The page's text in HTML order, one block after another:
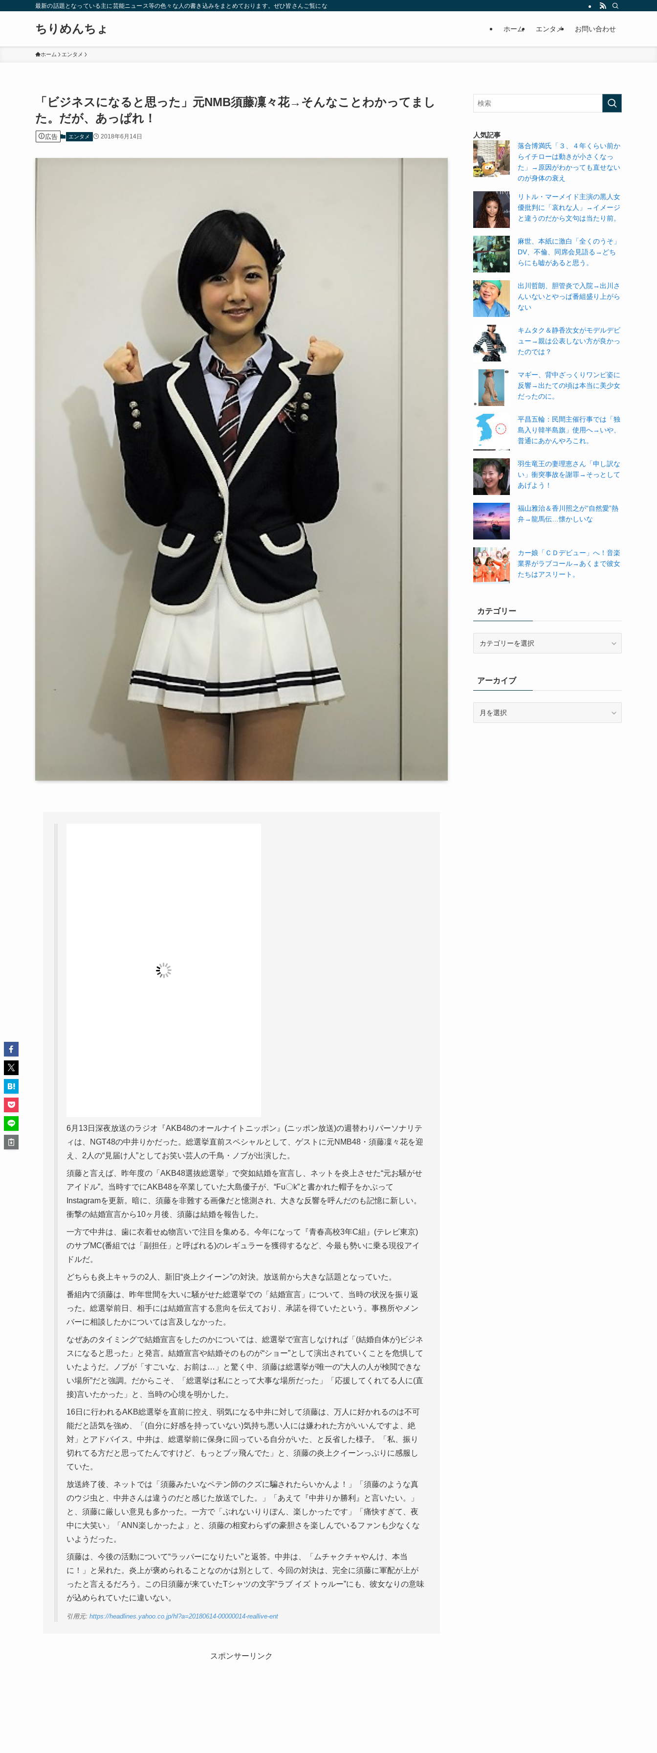
最新の話題となっている主に芸能ニュース等の色々な人の書き込みをまとめております。ぜひ皆さんご覧になっていってください。
ちりめんちょ ホーム エンタメ お問い合わせ
ホーム エンタメ
「ビジネスになると思った」元NMB須藤凜々花→そんなことわかってまし
た。だが、あっぱれ！
広告 エンタメ 2018年6月14日
6月13日深夜放送のラジオ『AKB48のオールナイトニッポン』(ニッポン放送)の週替わりパーソナリテ
ィは、NGT48の中井りかだった。総選挙直前スペシャルとして、ゲストに元NMB48・須藤凜々花を迎
え、2人の“見届け人”としてお笑い芸人の千鳥・ノブが出演した。
須藤と言えば、昨年度の「AKB48選抜総選挙」で突如結婚を宣言し、ネットを炎上させた“元お騒がせ
アイドル”。当時すでにAKB48を卒業していた大島優子が、“Fu〇k”と書かれた帽子をかぶって
Instagramを更新。暗に、須藤を非難する画像だと憶測され、大きな反響を呼んだのも記憶に新しい。
衝撃の結婚宣言から10ヶ月後、須藤は結婚を報告した。
一方で中井は、歯に衣着せぬ物言いで注目を集める。今年になって『青春高校3年C組』(テレビ東京)
のサブMC(番組では「副担任」と呼ばれる)のレギュラーを獲得するなど、今最も勢いに乗る現役アイ
ドルだ。
どちらも炎上キャラの2人、新旧“炎上クイーン”の対決。放送前から大きな話題となっていた。
番組内で須藤は、昨年世間を大いに騒がせた総選挙での「結婚宣言」について、当時の状況を振り返
った。総選挙前日、相手には結婚宣言する意向を伝えており、承諾を得ていたという。事務所やメン
バーに相談したかについては言及しなかった。
なぜあのタイミングで結婚宣言をしたのかについては、総選挙で宣言しなければ「(結婚自体が)ビジネ
スになると思った」と発言。結婚宣言や結婚そのものが“ショー”として演出されていくことを危惧して
いたようだ。ノブが「すごいな、お前は…」と驚く中、須藤は総選挙が唯一の“大人の人が検閲できな
い場所”だと強調。だからこそ、「総選挙は私にとって大事な場所だった」「応援してくれてる人に(直
接)言いたかった」と、当時の心境を明かした。
16日に行われるAKB総選挙を直前に控え、弱気になる中井に対して須藤は、万人に好かれるのは不可
能だと語気を強め、「(自分に好感を持っていない)気持ち悪い人には嫌われた方がいいんですよ、絶
対」とアドバイス。中井は、総選挙前に保身に回っている自分がいた、と反省した様子。「私、振り
切れてる方だと思ってたんですけど、もっとブッ飛んでた」と、須藤の炎上クイーンっぷりに感服し
ていた。
放送終了後、ネットでは「須藤みたいなペテン師のクズに騙されたらいかんよ！」「須藤のような真
のウジ虫と、中井さんは違うのだと感じた放送でした。」「あえて『中井りか勝利』と言いたい。」
と、須藤に厳しい意見も多かった。一方で「ぶれないりりぽん、楽しかったです」「痛快すぎて、夜
中に大笑い」「ANN楽しかったよ」と、須藤の相変わらずの豪胆さを楽しんでいるファンも少なくな
いようだった。
須藤は、今後の活動について“ラッパーになりたい”と返答。中井は、「ムチャクチャやんけ、本当
に！」と呆れた。炎上が褒められることなのかは別として、今回の対決は、完全に須藤に軍配が上が
ったと言えるだろう。この日須藤が来ていたTシャツの文字“ラブ イズ トゥルー”にも、彼女なりの意味
が込められていたに違いない。
引用元: https://headlines.yahoo.co.jp/hl?a=20180614-00000014-reallive-ent
スポンサーリンク
人気記事
落合博満氏「３、４年くらい前か
らイチローは動きが小さくなっ
た」→原因がわかっても直せない
のが身体の衰え
リトル・マーメイド主演の黒人女
優批判に「哀れな人」→イメージ
と違うのだから文句は当たり前。
麻世、本紙に激白「全くのうそ」
DV、不倫、同席会見語る→どち
らにも嘘があると思う。
出川哲朗、胆管炎で入院→出川さ
んいないとやっぱ番組盛り上がら
ない
キムタク＆静香次女がモデルデビ
ュー→親は公表しない方が良かっ
たのでは？
マギー、背中ざっくりワンピ姿に
反響→出たての頃は本当に美少女
だったのに。
平昌五輪：民間主催行事では「独
島入り韓半島旗」使用へ→いや、
普通にあかんやろこれ。
羽生竜王の妻理恵さん「申し訳な
い」衝突事故を謝罪→そっとして
あげよう！
福山雅治＆香川照之が“自然愛”熱
弁→龍馬伝…懐かしいな
カー娘「ＣＤデビュー」へ！音楽
業界がラブコール→あくまで彼女
たちはアスリート。
カテゴリー
ーアーカイブ